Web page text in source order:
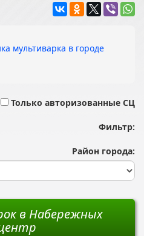
мультиварка в городе
Только авторизованные СЦ
Фильтр:
Район города:
в Набережных